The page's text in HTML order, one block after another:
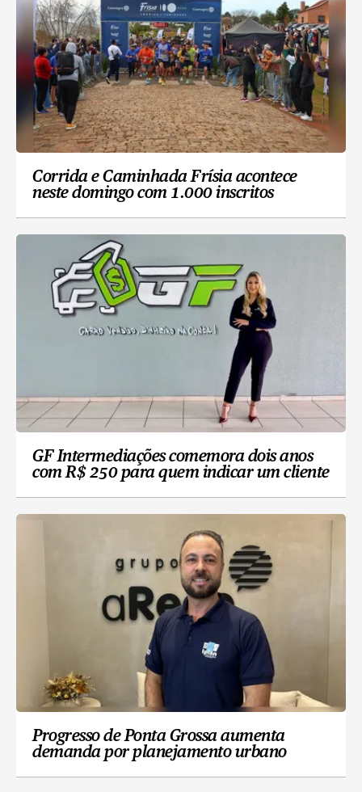
Corrida e Caminhada Frísia acontece
neste domingo com 1.000 inscritos
GF Intermediações comemora dois anos
com R$ 250 para quem indicar um cliente
Progresso de Ponta Grossa aumenta
demanda por planejamento urbano